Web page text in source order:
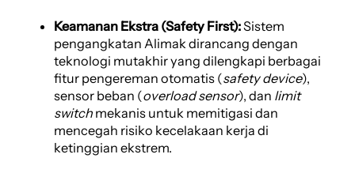
Keamanan Ekstra (Safety First):Sistem
pengangkatan Alimak dirancang dengan
teknologi mutakhir yang dilengkapi berbagai
fitur pengereman otomatis (safety device),
sensor beban (overload sensor), dan limit
switch mekanis untuk memitigasi dan
mencegah risiko kecelakaan kerja di
ketinggian ekstrem.